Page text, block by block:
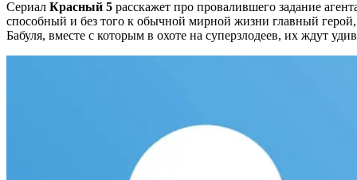
Сериал Красный 5 расскажет про провалившего задание
способный и без того к обычной мирной жизни главный
Бабуля, вместе с которым в охоте на суперзлодеев, их ждут